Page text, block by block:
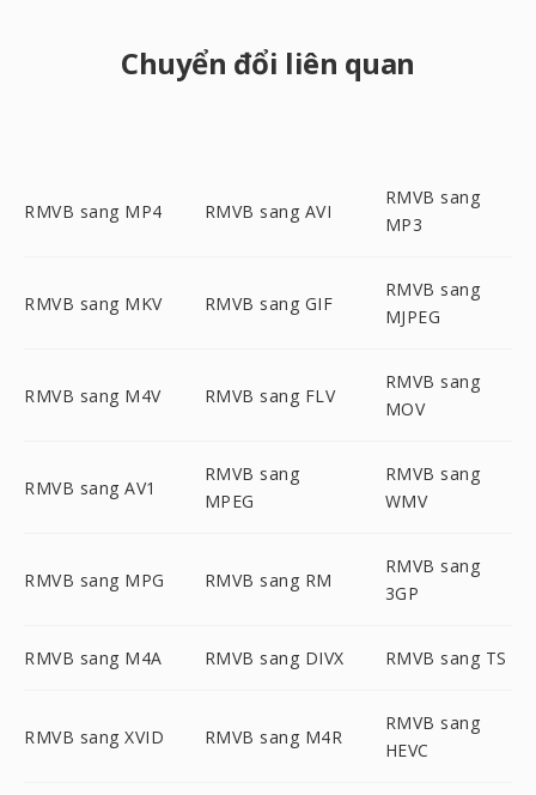
Chuyển đổi liên quan
RMVB sang MP4 RMVB sang AVI
RMVB sang
MP3
RMVB sang MKV RMVB sang GIF
RMVB sang
MJPEG
RMVB sang M4V RMVB sang FLV
RMVB sang
MOV
RMVB sang AV1
RMVB sang
MPEG
RMVB sang
WMV
RMVB sang MPG RMVB sang RM
RMVB sang
3GP
RMVB sang M4A RMVB sang DIVX RMVB sang TS
RMVB sang XVID RMVB sang M4R
RMVB sang
HEVC